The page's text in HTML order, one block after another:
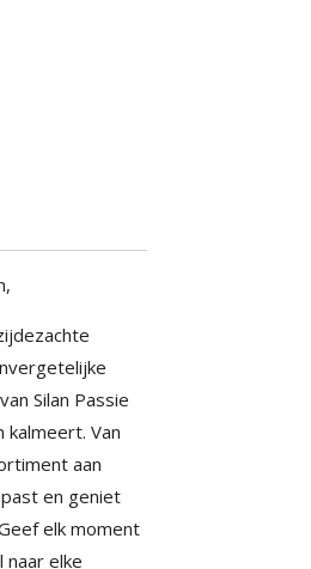
Silan Passie
Van
aan
en geniet
elk moment
naar elke